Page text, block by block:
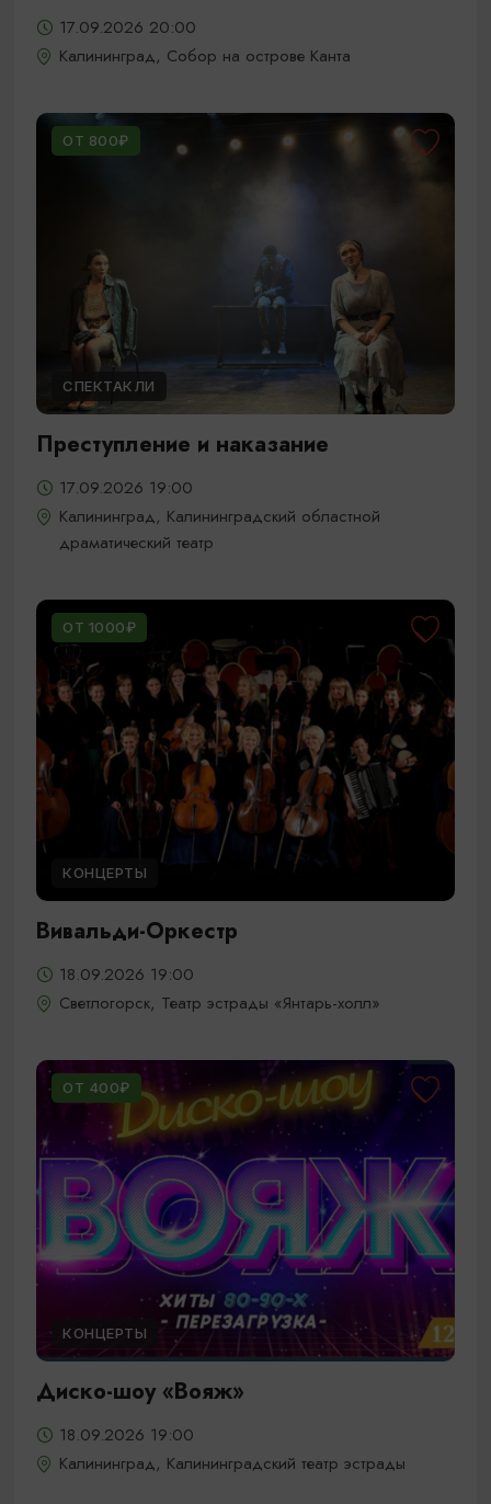
17.09.2026 20:00
Калининград, Собор на острове Канта
ОТ 800₽
СПЕКТАКЛИ
Преступление и наказание
17.09.2026 19:00
Калининград, Калининградский областной
драматический театр
ОТ 1000₽
КОНЦЕРТЫ
Вивальди-Оркестр
18.09.2026 19:00
Светлогорск, Театр эстрады «Янтарь-холл»
ОТ 400₽
КОНЦЕРТЫ
Диско-шоу «Вояж»
18.09.2026 19:00
Калининград, Калининградский театр эстрады